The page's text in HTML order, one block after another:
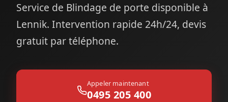
Service de Blindage de porte disponible à
Lennik. Intervention rapide 24h/24, devis
gratuit par téléphone.
Appeler maintenant
0495 205 400